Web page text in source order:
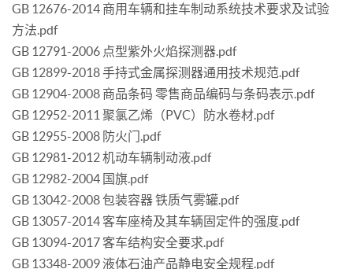
GB 12676-2014 商用车辆和挂车制动系统技术要求及试验
方法.pdf
GB 12791-2006 点型紫外火焰探测器.pdf
GB 12899-2018 手持式金属探测器通用技术规范.pdf
GB 12904-2008 商品条码 零售商品编码与条码表示.pdf
GB 12952-2011 聚氯乙烯（PVC）防水卷材.pdf
GB 12955-2008 防火门.pdf
GB 12981-2012 机动车辆制动液.pdf
GB 12982-2004 国旗.pdf
GB 13042-2008 包装容器 铁质气雾罐.pdf
GB 13057-2014 客车座椅及其车辆固定件的强度.pdf
GB 13094-2017 客车结构安全要求.pdf
GB 13348-2009 液体石油产品静电安全规程.pdf